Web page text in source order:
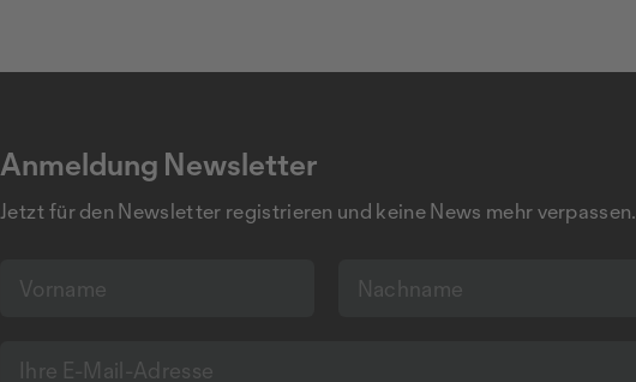
Anmeldung Newsletter
Jetzt für den Newsletter registrieren und keine News mehr verpassen.